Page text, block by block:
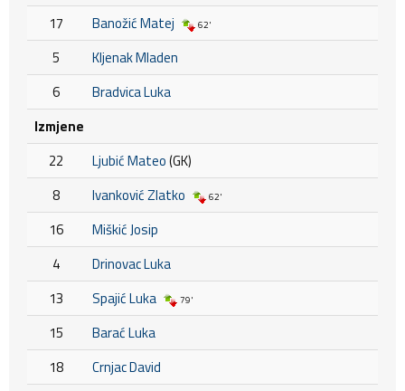
17
Banožić Matej 62'
5
Kljenak Mladen
6
Bradvica Luka
Izmjene
22
Ljubić Mateo(GK)
8
Ivanković Zlatko 62'
16
Miškić Josip
4
Drinovac Luka
13
Spajić Luka 79'
15
Barać Luka
18
Crnjac David